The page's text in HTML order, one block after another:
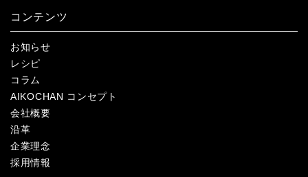
コンテンツ
お知らせ
レシピ
コラム
AIKOCHAN コンセプト
会社概要
沿革
企業理念
採用情報